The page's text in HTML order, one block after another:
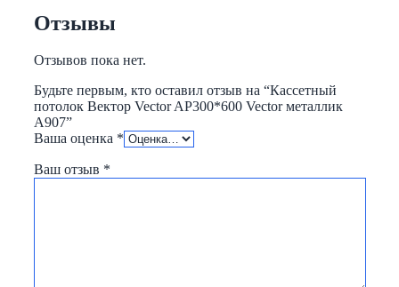
Отзывы
Отзывов пока нет.
Будьте первым, кто оставил отзыв на “Кассетный
потолок Вектор Vector AP300*600 Vector металлик
А907”
Ваша оценка *
Ваш отзыв *